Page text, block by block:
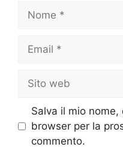
Nome
Email
Sito
web
Salva il mio
browser per la
commento.